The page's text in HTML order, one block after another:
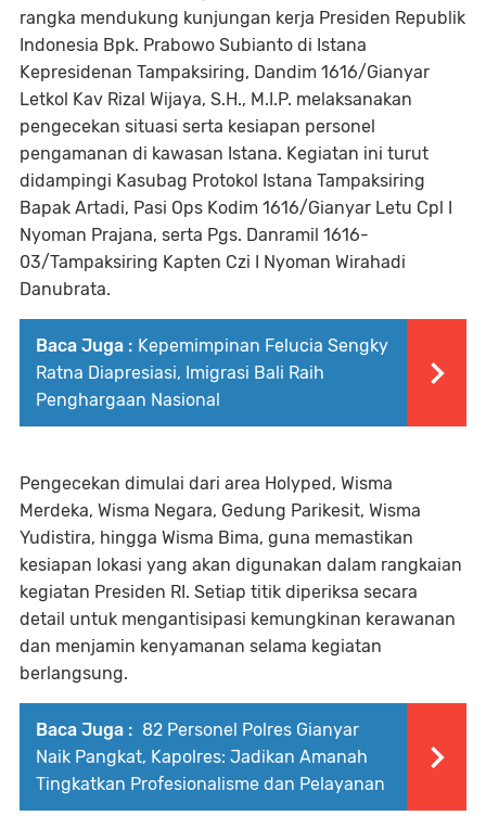
rangka mendukung kunjungan kerja Presiden Republik
Indonesia Bpk. Prabowo Subianto di Istana
Kepresidenan Tampaksiring, Dandim 1616/Gianyar
Letkol Kav Rizal Wijaya, S.H., M.I.P. melaksanakan
pengecekan situasi serta kesiapan personel
pengamanan di kawasan Istana. Kegiatan ini turut
didampingi Kasubag Protokol Istana Tampaksiring
Bapak Artadi, Pasi Ops Kodim 1616/Gianyar Letu Cpl I
Nyoman Prajana, serta Pgs. Danramil 1616-
03/Tampaksiring Kapten Czi I Nyoman Wirahadi
Danubrata.
Baca Juga : Kepemimpinan Felucia Sengky
Ratna Diapresiasi, Imigrasi Bali Raih
Penghargaan Nasional
Pengecekan dimulai dari area Holyped, Wisma
Merdeka, Wisma Negara, Gedung Parikesit, Wisma
Yudistira, hingga Wisma Bima, guna memastikan
kesiapan lokasi yang akan digunakan dalam rangkaian
kegiatan Presiden RI. Setiap titik diperiksa secara
detail untuk mengantisipasi kemungkinan kerawanan
dan menjamin kenyamanan selama kegiatan
berlangsung.
Baca Juga : 82 Personel Polres Gianyar
Naik Pangkat, Kapolres: Jadikan Amanah
Tingkatkan Profesionalisme dan Pelayanan